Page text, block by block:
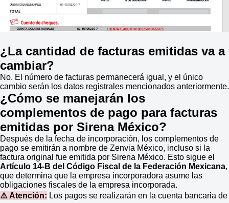
¿La cantidad de facturas emitidas va a
cambiar?
No. El número de facturas permanecerá igual, y el único
cambio serán los datos registrales mencionados anteriormente.
¿Cómo se manejarán los
complementos de pago para facturas
emitidas por Sirena México?
Después de la fecha de incorporación, los complementos de
pago se emitirán a nombre de Zenvia México, incluso si la
factura original fue emitida por Sirena México. Esto sigue el
Artículo 14-B del Código Fiscal de la Federación Mexicana,
que determina que la empresa incorporadora asume las
obligaciones fiscales de la empresa incorporada.
⚠️ Atención: Los pagos se realizarán en la cuenta bancaria de